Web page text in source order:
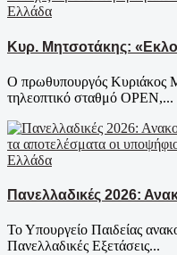
Ελλάδα
Κυρ. Μητσοτάκης:
Ο πρωθυπουργός Κυριάκος
τηλεοπτικό σταθμό OPEN,...
Ελλάδα
Πανελλαδικές 2026:
Το Υπουργείο Παιδείας
Πανελλαδικές Εξετάσεις...